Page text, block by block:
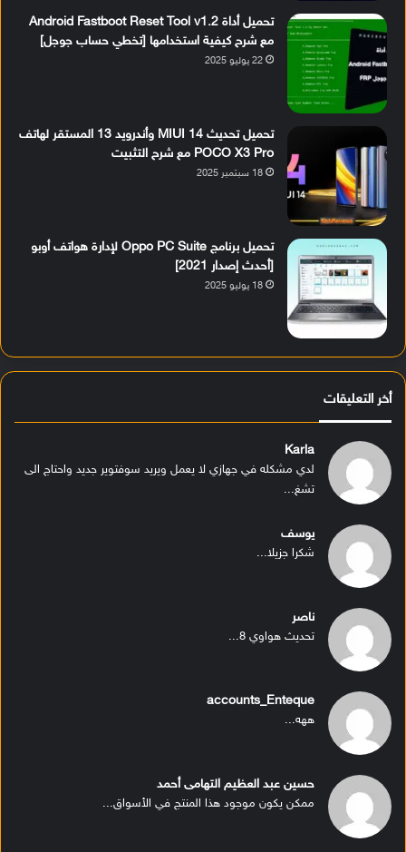
تحميل أداة Android Fastboot Reset Tool v1.2
مع شرح كيفية استخدامها [تخطي حساب جوجل]
22 يوليو 2025
تحميل تحديث MIUI 14 وأندرويد 13 المستقر لهاتف
POCO X3 Pro مع شرح التثبيت
18 سبتمبر 2025
تحميل برنامج Oppo PC Suite لإدارة هواتف أوبو
[أحدث إصدار 2021]
18 يوليو 2025
أخر التعليقات
Karla
لدي مشكله في جهازي لا يعمل ويريد سوفتوير جديد واحتاج الى
تشغ...
يوسف
شكرا جزيلا...
ناصر
تحديث هواوي 8...
accounts_Enteque
ههه...
حسين عبد العظيم التهامى أحمد
ممكن يكون موجود هذا المنتج في الأسواق...